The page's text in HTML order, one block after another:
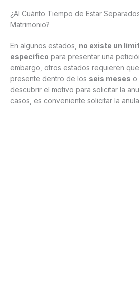
¿Al Cuánto Tiempo de Estar
Matrimonio?
En algunos estados, no existe un
específico para presentar una
embargo, otros estados requieren
presente dentro de los seis meses
descubrir el motivo para solicitar la
casos, es conveniente solicitar la